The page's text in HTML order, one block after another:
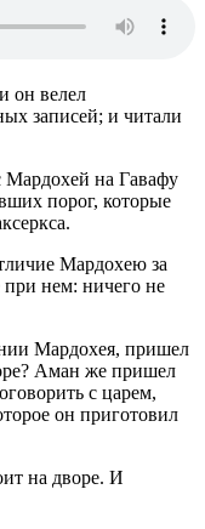
он велел
записей; и читали
Мардохей на Гавафу
порог, которые
Мардохею за
при нем: ничего не
Мардохея, пришел
Аман же пришел
с царем,
он приготовил
на дворе. И